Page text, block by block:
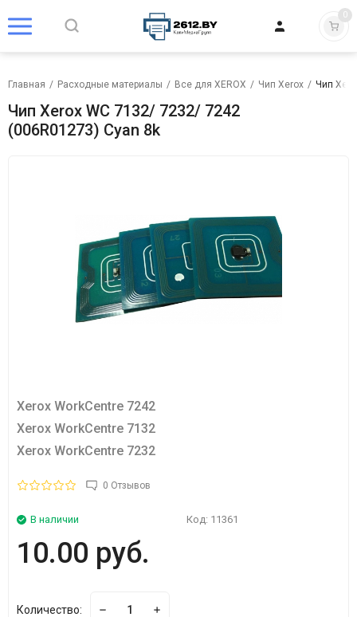
0
Главная / Расходные материалы / Все для XEROX / Чип Xerox / Чип
Чип Xerox WC 7132/ 7232/ 7242
(006R01273) Cyan 8k
Xerox WorkCentre 7242
Xerox WorkCentre 7132
Xerox WorkCentre 7232
0 Отзывов
В наличии Код: 11361
10.00 руб.
Количество: